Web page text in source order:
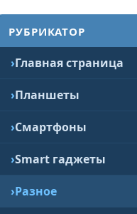
РУБРИКАТОР
Главная страница
Планшеты
Смартфоны
Smart гаджеты
Разное